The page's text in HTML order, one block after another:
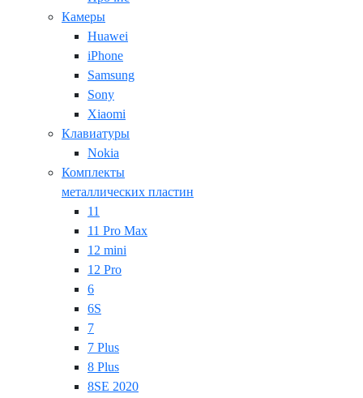
Камеры
Huawei
iPhone
Samsung
Sony
Xiaomi
Клавиатуры
Nokia
Комплекты
металлических пластин
11
11 Pro Max
12 mini
12 Pro
6
6S
7
7 Plus
8 Plus
8SE 2020